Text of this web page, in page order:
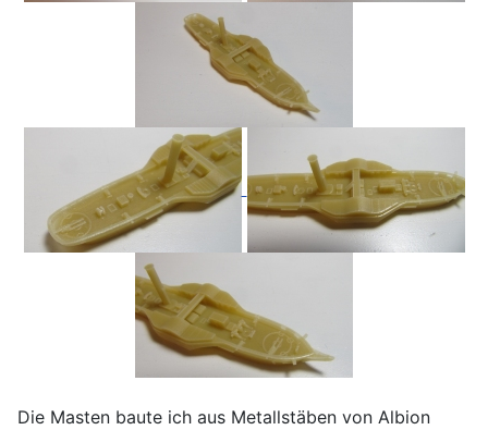
Die Masten baute ich aus Metallstäben von Albion